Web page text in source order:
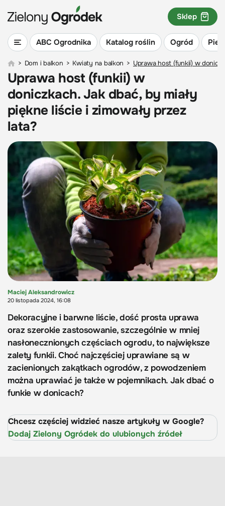
ABC Ogrodnika Katalog roślin Ogród
Sklep
> Dom i balkon > Kwiaty na balkon > Uprawa host (funkii) w
Uprawa host (funkii) w
doniczkach. Jak dbać, by miały
piękne liście i zimowały przez
lata?
Maciej Aleksandrowicz
20 listopada 2024, 16:08
Dekoracyjne i barwne liście, dość prosta uprawa
oraz szerokie zastosowanie, szczególnie w mniej
nasłonecznionych częściach ogrodu, to największe
zalety funkii. Choć najczęściej uprawiane są w
zacienionych zakątkach ogrodów, z powodzeniem
można uprawiać je także w pojemnikach. Jak dbać o
funkie w donicach?
Chcesz częściej widzieć nasze artykuły w Google?
Dodaj Zielony Ogródek do ulubionych źródeł